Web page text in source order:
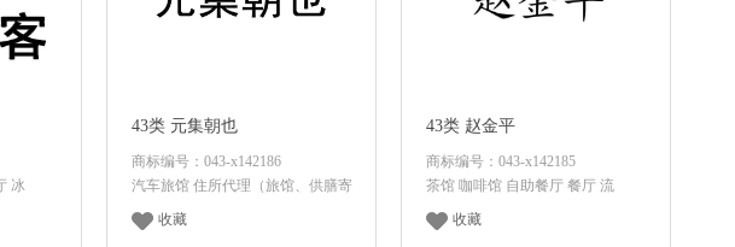
冰
43类 元集朝也
商标编号：043-x142186
汽车旅馆 住所代理（旅馆、供膳寄
收藏
43类 赵金平
商标编号：043-x142185
茶馆 咖啡馆 自助餐厅 餐厅 流
收藏